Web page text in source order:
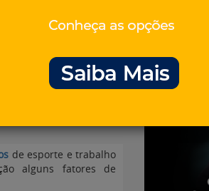
em
de esporte e trabalho
alguns fatores de